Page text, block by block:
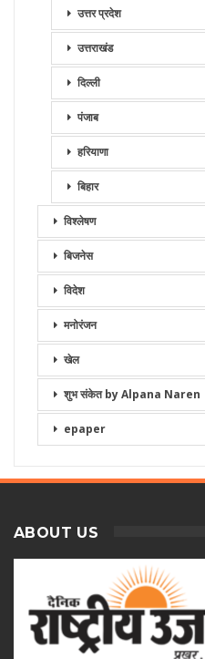
उत्तर प्रदेश
उत्तराखंड
दिल्ली
पंजाब
हरियाणा
बिहार
विश्लेषण
बिजनेस
विदेश
मनोरंजन
खेल
शुभ संकेत by Alpana Naren
epaper
ABOUT US